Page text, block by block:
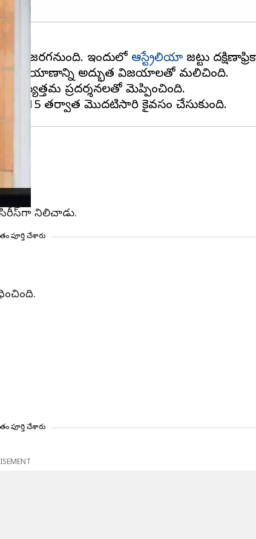
జరగనుంది. ఇందులో ఆస్ట్రేలియా జట్టు
తన ప్రయాణాన్ని అద్భుత విజయాలతో మలిచింది.
ప్రదర్శనలతో మెప్పించింది.
సిరీస్‌గా నిలిచాడు.
పూర్తి చేశారు
పూర్తి చేశారు